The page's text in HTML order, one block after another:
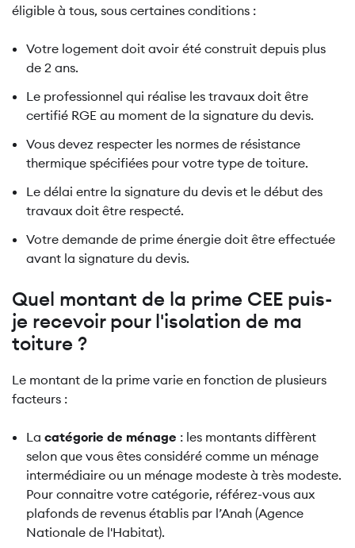
éligible à tous, sous certaines conditions :
Votre logement doit avoir été construit depuis plus
de 2 ans.
Le professionnel qui réalise les travaux doit être
certifié RGE au moment de la signature du devis.
Vous devez respecter les normes de résistance
thermique spécifiées pour votre type de toiture.
Le délai entre la signature du devis et le début des
travaux doit être respecté.
Votre demande de prime énergie doit être effectuée
avant la signature du devis.
Quel montant de la prime CEE puis-
je recevoir pour l'isolation de ma
toiture ?
Le montant de la prime varie en fonction de plusieurs
facteurs :
La catégorie de ménage : les montants diffèrent
selon que vous êtes considéré comme un ménage
intermédiaire ou un ménage modeste à très modeste.
Pour connaitre votre catégorie, référez-vous aux
plafonds de revenus établis par l’Anah (Agence
Nationale de l'Habitat).